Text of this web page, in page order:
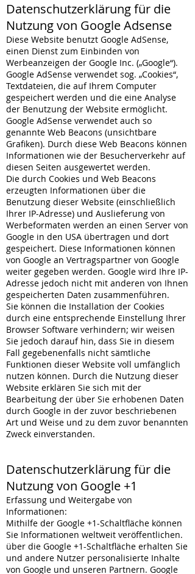
Datenschutzerklärung für die
Nutzung von Google Adsense
Diese Website benutzt Google AdSense,
einen Dienst zum Einbinden von
Werbeanzeigen der Google Inc. („Google“).
Google AdSense verwendet sog. „Cookies“,
Textdateien, die auf Ihrem Computer
gespeichert werden und die eine Analyse
der Benutzung der Website ermöglicht.
Google AdSense verwendet auch so
genannte Web Beacons (unsichtbare
Grafiken). Durch diese Web Beacons können
Informationen wie der Besucherverkehr auf
diesen Seiten ausgewertet werden.
Die durch Cookies und Web Beacons
erzeugten Informationen über die
Benutzung dieser Website (einschließlich
Ihrer IP-Adresse) und Auslieferung von
Werbeformaten werden an einen Server von
Google in den USA übertragen und dort
gespeichert. Diese Informationen können
von Google an Vertragspartner von Google
weiter gegeben werden. Google wird Ihre IP-
Adresse jedoch nicht mit anderen von Ihnen
gespeicherten Daten zusammenführen.
Sie können die Installation der Cookies
durch eine entsprechende Einstellung Ihrer
Browser Software verhindern; wir weisen
Sie jedoch darauf hin, dass Sie in diesem
Fall gegebenenfalls nicht sämtliche
Funktionen dieser Website voll umfänglich
nutzen können. Durch die Nutzung dieser
Website erklären Sie sich mit der
Bearbeitung der über Sie erhobenen Daten
durch Google in der zuvor beschriebenen
Art und Weise und zu dem zuvor benannten
Zweck einverstanden.
Datenschutzerklärung für die
Nutzung von Google +1
Erfassung und Weitergabe von
Informationen:
Mithilfe der Google +1-Schaltfläche können
Sie Informationen weltweit veröffentlichen.
über die Google +1-Schaltfläche erhalten Sie
und andere Nutzer personalisierte Inhalte
von Google und unseren Partnern. Google